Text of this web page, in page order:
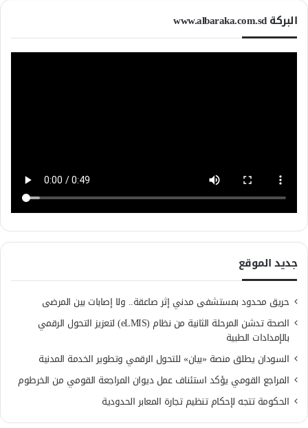
البركة www.albaraka.com.sd
جديد الموقع
حريق محدود بمستشفى مدني إثر صاعقة.. ولا إصابات بين المرضى
الصحة تدشن المرحلة الثانية من نظام (eLMIS) لتعزيز التحول الرقمي
بالإمدادات الطبية
السودان يطلق منصة «بيان» للتحول الرقمي وتطوير الخدمة المدنية
المراجع القومي يؤكد استئناف عمل ديوان المراجعة القومي من الخرطوم
الحكومة تتجه لإحكام تنظيم تجارة المعابر الحدودية